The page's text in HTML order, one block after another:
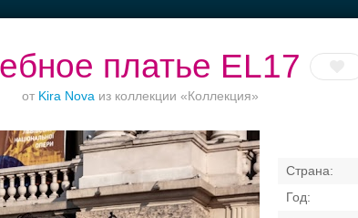
платье EL17
от Kira Nova из коллекции «Коллекция»
Банкет до 1500 руб.
Банкетные залы до
50 гостей
отеле